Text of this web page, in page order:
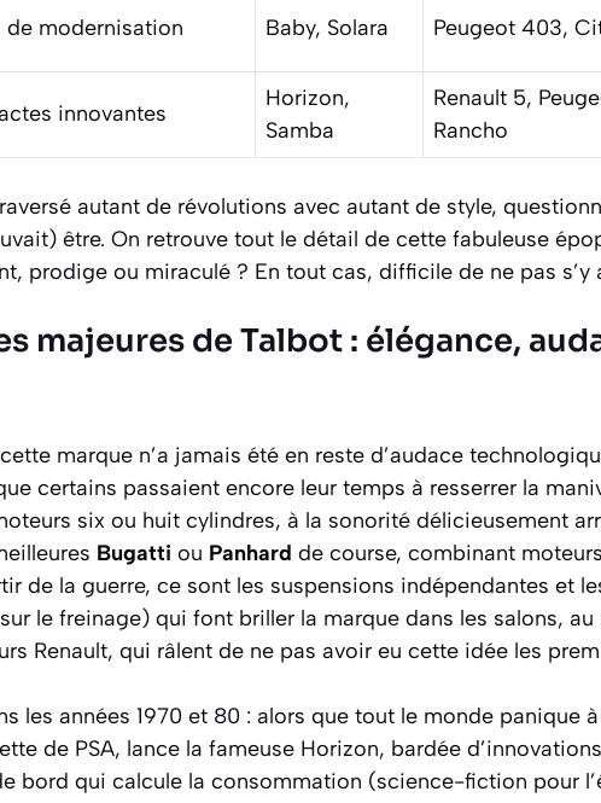
de modernisation Baby, Solara Peugeot 403,
innovantes
Horizon,
Samba
Renault 5,
Rancho
autant de révolutions avec autant de style,
être. On retrouve tout le détail de cette fabuleuse
prodige ou miraculé ? En tout cas, difficile de ne pas s’y
majeures de Talbot : élégance,
marque n’a jamais été en reste d’audace
certains passaient encore leur temps à resserrer la
six ou huit cylindres, à la sonorité délicieusement
Bugatti ou Panhard de course, combinant
de la guerre, ce sont les suspensions indépendantes et
le freinage) qui font briller la marque dans les salons,
Renault, qui râlent de ne pas avoir eu cette idée les
les années 1970 et 80 : alors que tout le monde panique
de PSA, lance la fameuse Horizon, bardée
bord qui calcule la consommation (science-fiction pour